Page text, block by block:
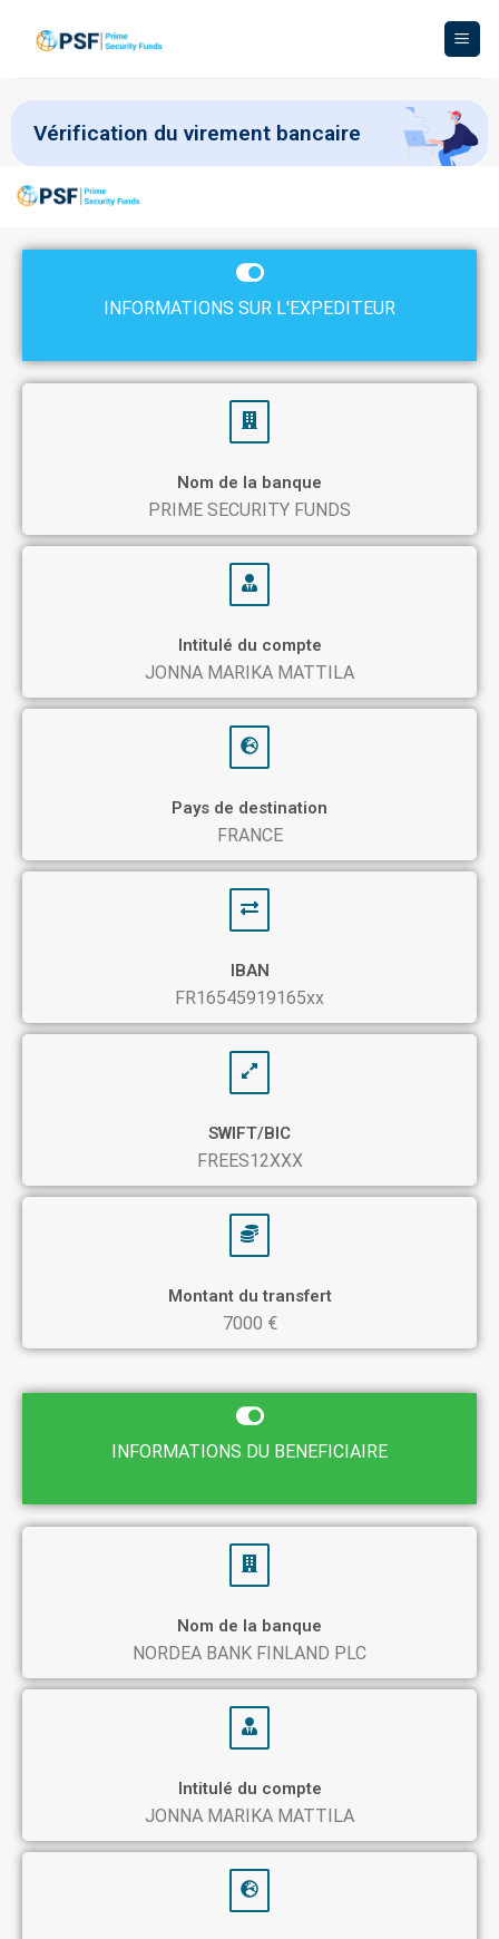
Vérification du virement bancaire
INFORMATIONS SUR L'EXPEDITEUR
Nom de la banque
PRIME SECURITY FUNDS
Intitulé du compte
JONNA MARIKA MATTILA
Pays de destination
FRANCE
IBAN
FR16545919165xx
SWIFT/BIC
FREES12XXX
Montant du transfert
7000 €
INFORMATIONS DU BENEFICIAIRE
Nom de la banque
NORDEA BANK FINLAND PLC
Intitulé du compte
JONNA MARIKA MATTILA